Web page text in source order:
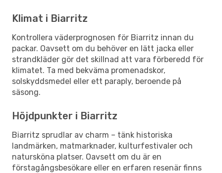
Klimat i Biarritz
Kontrollera väderprognosen för Biarritz innan du
packar. Oavsett om du behöver en lätt jacka eller
strandkläder gör det skillnad att vara förberedd för
klimatet. Ta med bekväma promenadskor,
solskyddsmedel eller ett paraply, beroende på
säsong.
Höjdpunkter i Biarritz
Biarritz sprudlar av charm – tänk historiska
landmärken, matmarknader, kulturfestivaler och
natursköna platser. Oavsett om du är en
förstagångsbesökare eller en erfaren resenär finns